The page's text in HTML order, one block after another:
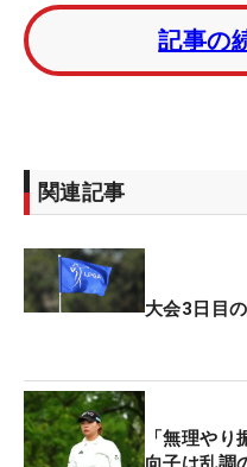
タル3アンダー・22位
ィ・1ボギーの「70」
ー・31位タイにつけた
タイ、西村優菜は「74
位タイとなっている。
出場6試合連続優勝を
国）は首位と11打差の
国）が1差で追いかける
記事の
関連記事
大会3日目
「無理や